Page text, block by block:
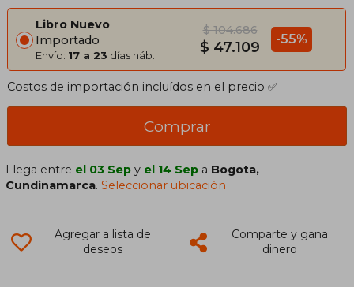
Libro Nuevo
Importado
Envío: 17 a 23 días háb.
$ 104.686
$ 47.109 -55%
Costos de importación incluídos en el precio ✅
Comprar
Llega entre el 03 Sep y el 14 Sep a Bogota,
Cundinamarca.Seleccionar ubicación
Agregar a lista de
deseos
Comparte y gana
dinero